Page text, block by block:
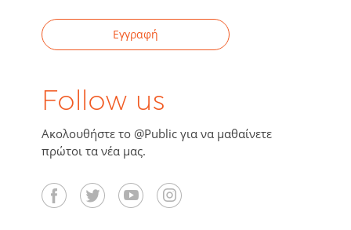
Εγγραφή
Follow us
Ακολουθήστε το @Public για να μαθαίνετε
πρώτοι τα νέα μας.